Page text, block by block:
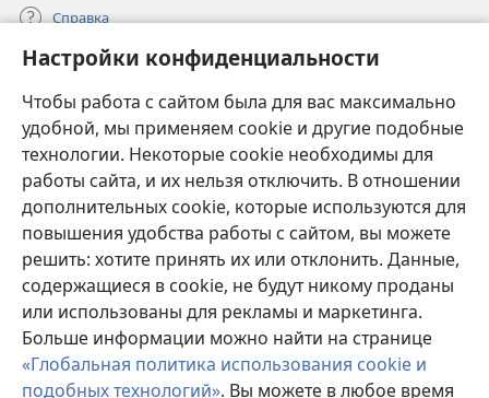
Настройки конфиденциальности
Чтобы работа с сайтом была для вас максимально
удобной, мы применяем cookie и другие подобные
технологии. Некоторые cookie необходимы для
работы сайта, и их нельзя отключить. В отношении
дополнительных cookie, которые используются для
повышения удобства работы с сайтом, вы можете
решить: хотите принять их или отклонить. Данные,
содержащиеся в cookie, не будут никому проданы
или использованы для рекламы и маркетинга.
Больше информации можно найти на странице
«Глобальная политика использования cookie и
подобных технологий». Вы можете в любое время
Справка
Пожертвования
в
новом
окне)
ОНЛАЙН-БИБЛИОТЕКА Сторожевой башни
(открывается
новом
окне)
JW Hub®
(открывается
в
новом
окне)
JW Library ®
Watchtower Library
Copyright© 2026 Watch Tower Bible and Tract Society of Pennsylvania.